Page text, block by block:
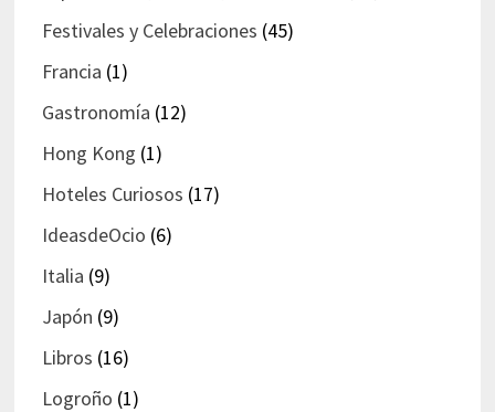
Festivales y Celebraciones (45)
Francia (1)
Gastronomía (12)
Hong Kong (1)
Hoteles Curiosos (17)
IdeasdeOcio (6)
Italia (9)
Japón (9)
Libros (16)
Logroño (1)